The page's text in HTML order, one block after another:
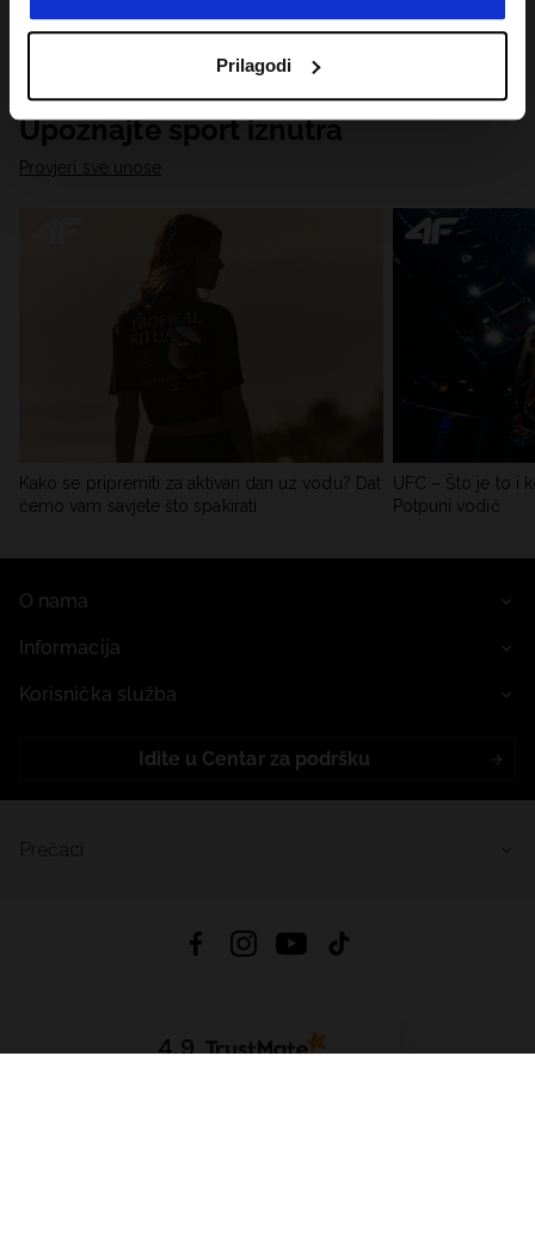
Prilagodi
Upoznajte sport iznutra
Provjeri sve unose
Kako se pripremiti za aktivan dan uz vodu? Dat
ćemo vam savjete što spakirati
UFC – Što je to i
Potpuni vodič
O nama
Informacija
Korisnička služba
Idite u Centar za podršku
4.9